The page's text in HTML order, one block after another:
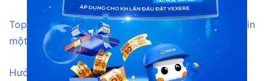
Top 8 điểm đến tại Ninh Bình nhất định phải check-in
một lần trong đời
Hướng dẫn đặt vé đi Ninh Bình nhanh và dễ nhất